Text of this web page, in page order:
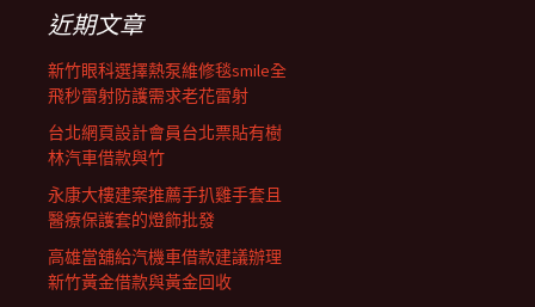
近期文章
新竹眼科選擇熱泵維修毯smile全
飛秒雷射防護需求老花雷射
台北網頁設計會員台北票貼有樹
林汽車借款與竹
永康大樓建案推薦手扒雞手套且
醫療保護套的燈飾批發
高雄當舖給汽機車借款建議辦理
新竹黃金借款與黃金回收